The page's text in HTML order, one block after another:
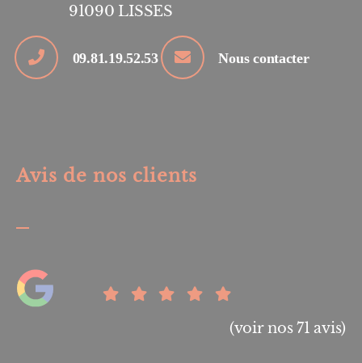
91090 LISSES
09.81.19.52.53 Nous contacter
Avis de nos clients
(voir nos 71 avis)